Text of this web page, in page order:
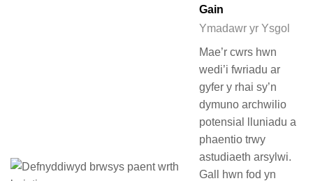
Gain
Ymadawr yr Ysgol
Mae’r cwrs hwn
wedi’i fwriadu ar
gyfer y rhai sy’n
dymuno archwilio
potensial lluniadu a
phaentio trwy
astudiaeth arsylwi.
Gall hwn fod yn